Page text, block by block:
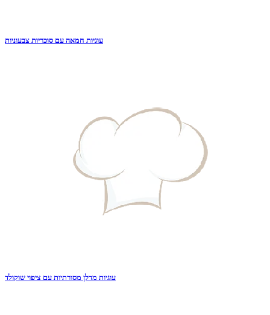
עוגיות חמאה עם סוכריות צבעוניות
עוגיות מדלן מסורתיות עם ציפוי שוקולד